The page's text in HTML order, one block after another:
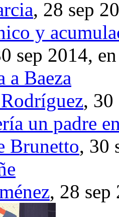
, 28 sep
y
sep 2014,
a Baeza
, 30
un padre
Brunetto, 30
, 28